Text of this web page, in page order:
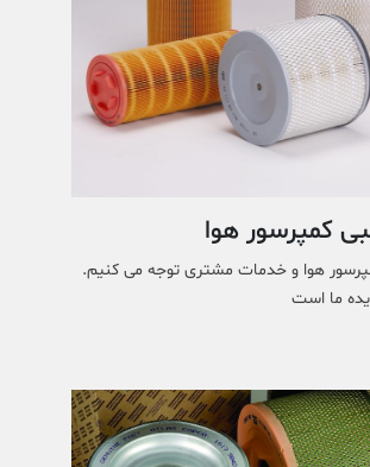
کمپرسور هوا
هوا و خدمات مشتری توجه می کنیم.
ما است